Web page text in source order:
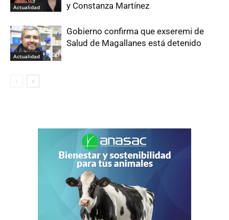
Actualidad
y Constanza Martínez
Actualidad
Gobierno confirma que exseremi de
Salud de Magallanes está detenido